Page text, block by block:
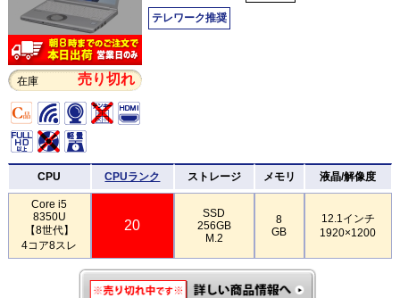
在庫 売り切れ
テレワーク推奨
CPU CPUランク ストレージ メモリ 液晶/解像度
Core i5
8350U
【8世代】
4コア8スレ
20
SSD
256GB
M.2
8
GB
12.1インチ
1920×1200